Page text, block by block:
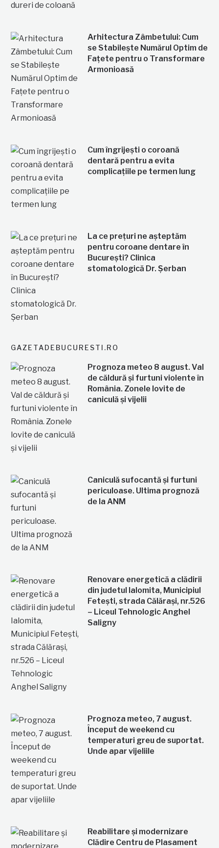
Arhitectura Zâmbetului: Cum
se Stabilește Numărul Optim de
Fațete pentru o Transformare
Armonioasă
Cum îngrijești o coroană
dentară pentru a evita
complicațiile pe termen lung
La ce prețuri ne așteptăm
pentru coroane dentare în
București? Clinica
stomatologică Dr. Șerban
GAZETADEBUCURESTI.RO
Prognoza meteo 8 august. Val
de căldură și furtuni violente în
România. Zonele lovite de
caniculă și vijelii
Caniculă sufocantă și furtuni
periculoase. Ultima prognoză
de la ANM
Renovare energetică a clădirii
din judetul Ialomita, Municipiul
Fetești, strada Călărași, nr.526
– Liceul Tehnologic Anghel
Saligny
Prognoza meteo, 7 august.
Început de weekend cu
temperaturi greu de suportat.
Unde apar vijeliile
Reabilitare și modernizare
Clădire Centru de Plasament